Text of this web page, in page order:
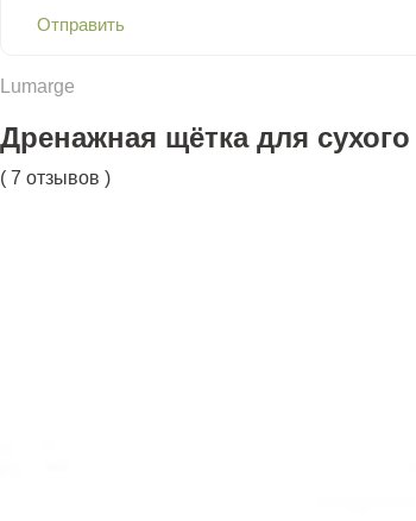
Отправить
Lumarge
Дренажная щётка для
( 7 отзывов )